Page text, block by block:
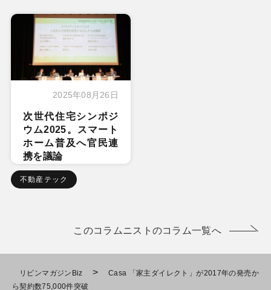
2025年08月26日
次世代住宅シンポジ
ウム2025。スマート
ホーム普及へ官民連
携を議論
不動産テック
このコラムニストのコラム一覧へ
リビンマガジンBiz >
Casa 「家主ダイレクト」が2017年の発売か
ら契約数75,000件突破